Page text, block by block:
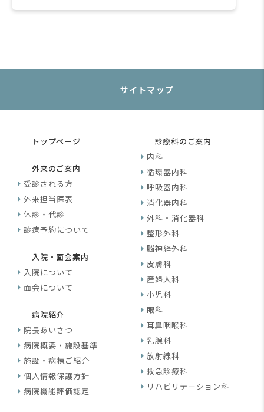
サイトマップ
トップページ
外来のご案内
受診される方
外来担当医表
休診・代診
診療予約について
入院・面会案内
入院について
面会について
病院紹介
院長あいさつ
病院概要・施設基準
施設・病棟ご紹介
個人情報保護方針
病院機能評価認定
診療科のご案内
内科
循環器内科
呼吸器内科
消化器内科
外科・消化器科
整形外科
脳神経外科
皮膚科
産婦人科
小児科
眼科
耳鼻咽喉科
乳腺科
放射線科
救急診療科
リハビリテーション科